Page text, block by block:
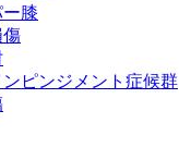
膝
傷
ンピンジメント症候群